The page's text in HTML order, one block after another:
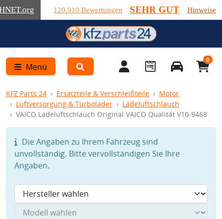
.org 120.910 Bewertungen SEHR GUT Hinweise
Menü
0
KFZ Parts 24 Ersatzteile & Verschleißteile
Motor
Luftversorgung & Turbolader
Ladeluftschlauch
VAICO Ladeluftschlauch Original VAICO Qualität V10-9468
Die Angaben zu Ihrem Fahrzeug sind
unvollständig. Bitte vervollständigen Sie Ihre
Angaben.